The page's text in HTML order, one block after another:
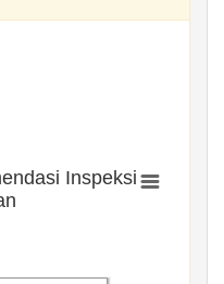
Inspeksi